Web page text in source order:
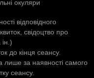
окуляри
відповідного
свідоцтво про
до кінця сеансу.
лише за наявності самого
сеансу.